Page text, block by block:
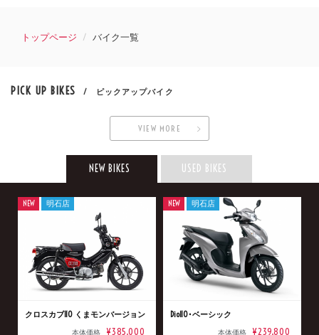
トップページ バイク一覧
PICK UP BIKES / ピックアップバイク
VIEW MORE
NEW BIKES USED BIKES
クロスカブ110 くまモンバージョン
本体価格 ¥385,000
NEW 明石店
Dio110･ベーシック
本体価格 ¥239,800
NEW 明石店